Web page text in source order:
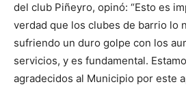
del club Piñeyro, opinó: “Esto es
verdad que los clubes de barrio lo
sufriendo un duro golpe con los
servicios, y es fundamental.
agradecidos al Municipio por este